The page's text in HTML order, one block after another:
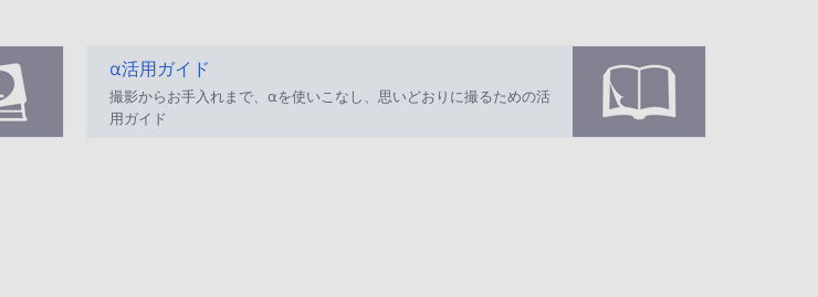
α活用ガイド
撮影からお手入れまで、αを使いこなし、思いどおりに撮るための活
用ガイド